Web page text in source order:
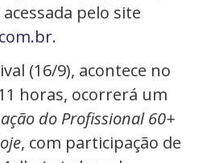
pelo site
.
(16/9), acontece no
horas, ocorrerá um
do Profissional 60+
, com participação de